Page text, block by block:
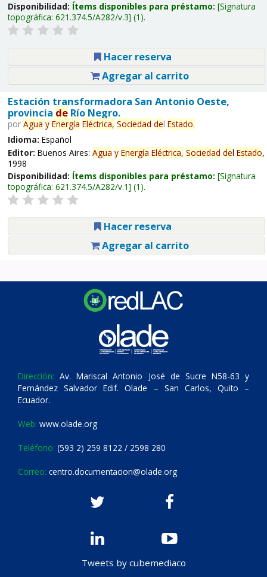
Disponibilidad: Ítems disponibles para préstamo: Signatura
topográfica: 621.374.5/A282/v.3 (1).
Hacer reserva
Agregar al carrito
Estación transformadora San Antonio Oeste,
provincia deRío Negro.
por Agua y Energía Eléctrica, Sociedad del Estado.
Idioma: Español
Editor: Buenos Aires: Agua y Energía Eléctrica, Sociedad del Estado,
1998
Disponibilidad: Ítems disponibles para préstamo: Signatura
topográfica: 621.374.5/A282/v.1 (1).
Hacer reserva
Agregar al carrito
Dirección: Av. Mariscal Antonio José de Sucre N58-63 y
Fernández Salvador Edif. Olade – San Carlos, Quito –
Ecuador.
Web: www.olade.org
Teléfono: (593 2) 259 8122 / 2598 280
Correo: centro.documentacion@olade.org
Tweets by cubemediaco